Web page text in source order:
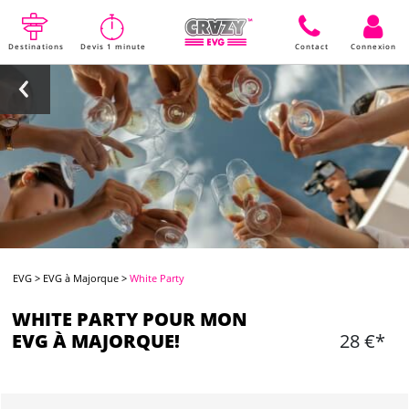
Destinations Devis 1 minute Contact Connexion
EVG > EVG à Majorque >White Party
WHITE PARTY POUR MON
EVG À MAJORQUE!
28 €*